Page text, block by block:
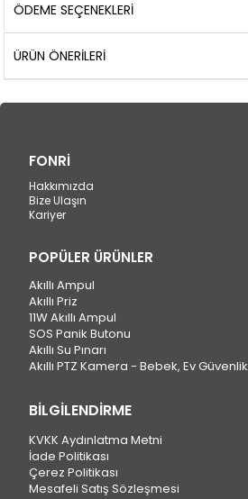
ÖDEME SEÇENEKLERI
ÜRÜN ÖNERILERI
FONRİ
Hakkımızda
Bize Ulaşın
Kariyer
POPÜLER ÜRÜNLER
Akıllı Ampul
Akıllı Priz
11W Akıllı Ampul
SOS Panik Butonu
Akıllı Su Pınarı
Akıllı PTZ Kamera - Bebek, Ev Güvenlik
BİLGİLENDİRME
KVKK Aydınlatma Metni
İade Politikası
Çerez Politikası
Mesafeli Satış Sözleşmesi